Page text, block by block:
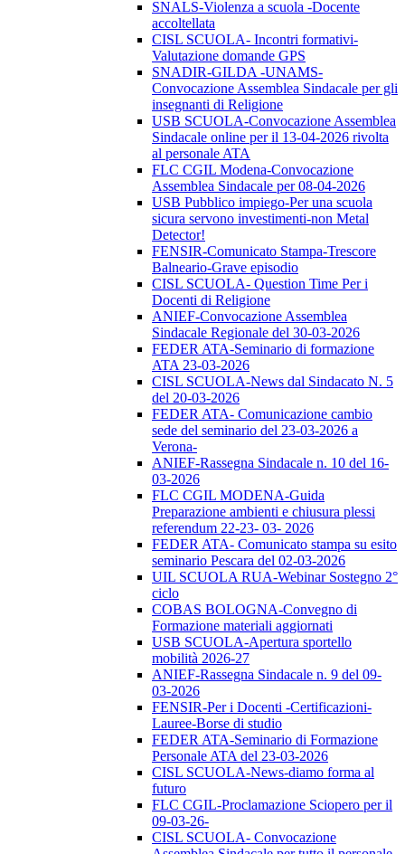
SNALS-Violenza a scuola -Docente
accoltellata
CISL SCUOLA- Incontri formativi-
Valutazione domande GPS
SNADIR-GILDA -UNAMS-
Convocazione Assemblea Sindacale per gli
insegnanti di Religione
USB SCUOLA-Convocazione Assemblea
Sindacale online per il 13-04-2026 rivolta
al personale ATA
FLC CGIL Modena-Convocazione
Assemblea Sindacale per 08-04-2026
USB Pubblico impiego-Per una scuola
sicura servono investimenti-non Metal
Detector!
FENSIR-Comunicato Stampa-Trescore
Balneario-Grave episodio
CISL SCUOLA- Question Time Per i
Docenti di Religione
ANIEF-Convocazione Assemblea
Sindacale Regionale del 30-03-2026
FEDER ATA-Seminario di formazione
ATA 23-03-2026
CISL SCUOLA-News dal Sindacato N. 5
del 20-03-2026
FEDER ATA- Comunicazione cambio
sede del seminario del 23-03-2026 a
Verona-
ANIEF-Rassegna Sindacale n. 10 del 16-
03-2026
FLC CGIL MODENA-Guida
Preparazione ambienti e chiusura plessi
referendum 22-23- 03- 2026
FEDER ATA- Comunicato stampa su esito
seminario Pescara del 02-03-2026
UIL SCUOLA RUA-Webinar Sostegno 2°
ciclo
COBAS BOLOGNA-Convegno di
Formazione materiali aggiornati
USB SCUOLA-Apertura sportello
mobilità 2026-27
ANIEF-Rassegna Sindacale n. 9 del 09-
03-2026
FENSIR-Per i Docenti -Certificazioni-
Lauree-Borse di studio
FEDER ATA-Seminario di Formazione
Personale ATA del 23-03-2026
CISL SCUOLA-News-diamo forma al
futuro
FLC CGIL-Proclamazione Sciopero per il
09-03-26-
CISL SCUOLA- Convocazione